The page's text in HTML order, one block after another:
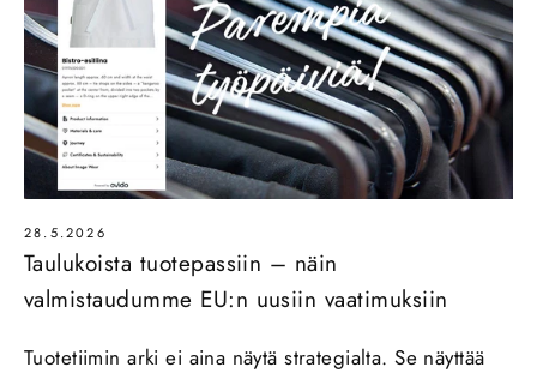
28.5.2026
Taulukoista tuotepassiin – näin
valmistaudumme EU:n uusiin vaatimuksiin
Tuotetiimin arki ei aina näytä strategialta. Se näyttää